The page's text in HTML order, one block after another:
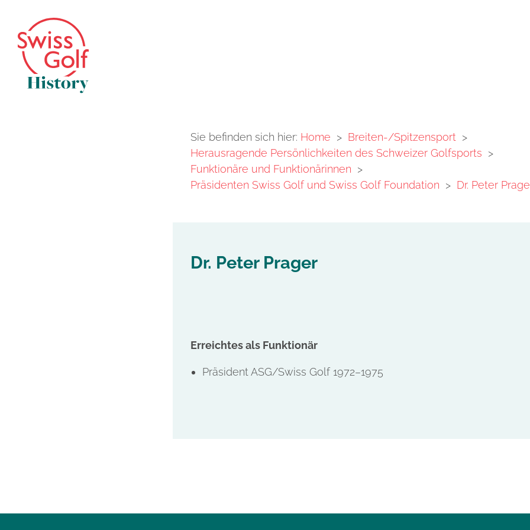
Sie befinden sich hier: Home > Breiten-/Spitzensport >
Herausragende Persönlichkeiten des Schweizer Golfsports >
Funktionäre und Funktionärinnen >
Präsidenten Swiss Golf und Swiss Golf Foundation > Dr. Peter
Dr. Peter Prager
Erreichtes als Funktionär
Präsident ASG/Swiss Golf 1972–1975